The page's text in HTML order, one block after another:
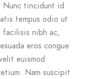
Nunc tincidunt id
tempus odio ut
facilisis nibh ac,
eros congue
euismod
Nam suscipit